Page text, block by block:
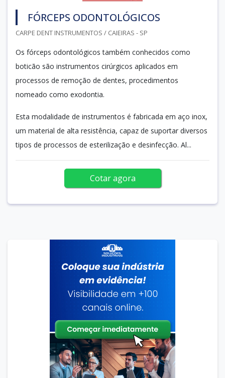
FÓRCEPS ODONTOLÓGICOS
CARPE DENT INSTRUMENTOS / CAIEIRAS - SP
Os fórceps odontológicos também conhecidos como
boticão são instrumentos cirúrgicos aplicados em
processos de remoção de dentes, procedimentos
nomeado como exodontia.
Esta modalidade de instrumentos é fabricada em aço inox,
um material de alta resistência, capaz de suportar diversos
tipos de processos de esterilização e desinfecção. Al...
Cotar agora